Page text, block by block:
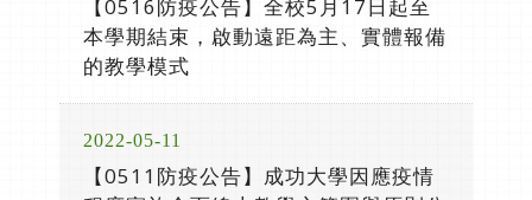
【0516防疫公告】全校5月17日起至
本學期結束，啟動遠距為主、實體報備
的教學模式
2022-05-11
【0511防疫公告】成功大學因應疫情